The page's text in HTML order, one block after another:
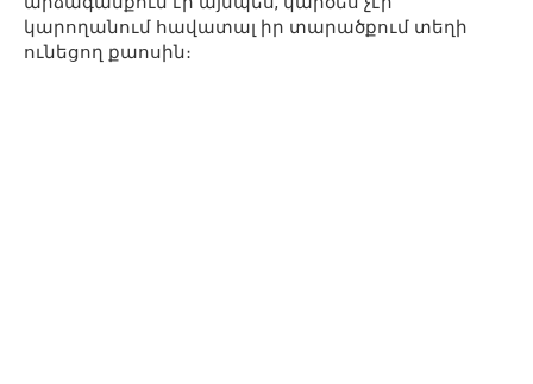
կարողանում հավատալ իր տարածքում տեղի
ունեցող քաոսին։